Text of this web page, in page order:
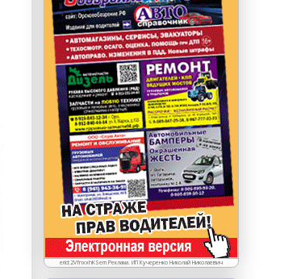
erid:2VfnxxhKSem Реклама. ИП Кучеренко Николай Николаевич